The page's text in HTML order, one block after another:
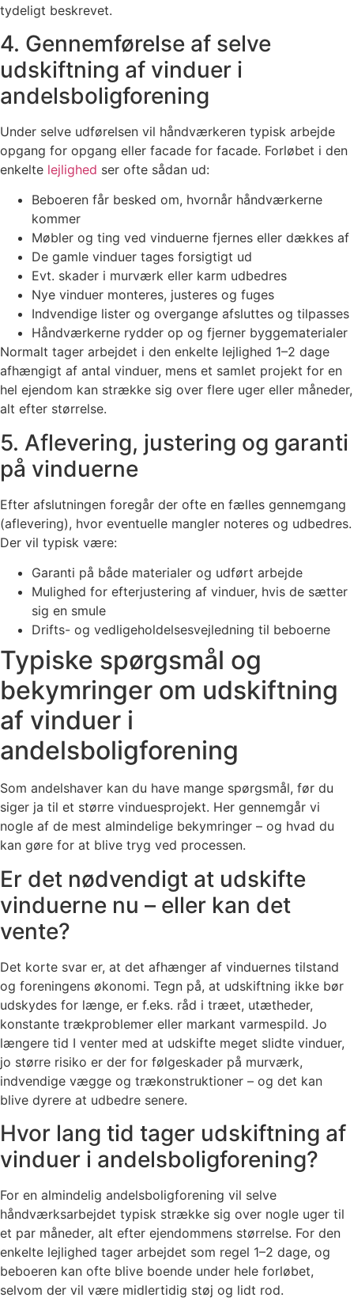
tydeligt beskrevet.
4. Gennemførelse af selve
udskiftning af vinduer i
andelsboligforening
Under selve udførelsen vil håndværkeren typisk arbejde
opgang for opgang eller facade for facade. Forløbet i den
enkelte lejlighed ser ofte sådan ud:
Beboeren får besked om, hvornår håndværkerne
kommer
Møbler og ting ved vinduerne fjernes eller dækkes af
De gamle vinduer tages forsigtigt ud
Evt. skader i murværk eller karm udbedres
Nye vinduer monteres, justeres og fuges
Indvendige lister og overgange afsluttes og tilpasses
Håndværkerne rydder op og fjerner byggematerialer
Normalt tager arbejdet i den enkelte lejlighed 1–2 dage
afhængigt af antal vinduer, mens et samlet projekt for en
hel ejendom kan strække sig over flere uger eller måneder,
alt efter størrelse.
5. Aflevering, justering og garanti
på vinduerne
Efter afslutningen foregår der ofte en fælles gennemgang
(aflevering), hvor eventuelle mangler noteres og udbedres.
Der vil typisk være:
Garanti på både materialer og udført arbejde
Mulighed for efterjustering af vinduer, hvis de sætter
sig en smule
Drifts- og vedligeholdelsesvejledning til beboerne
Typiske spørgsmål og
bekymringer om udskiftning
af vinduer i
andelsboligforening
Som andelshaver kan du have mange spørgsmål, før du
siger ja til et større vinduesprojekt. Her gennemgår vi
nogle af de mest almindelige bekymringer – og hvad du
kan gøre for at blive tryg ved processen.
Er det nødvendigt at udskifte
vinduerne nu – eller kan det
vente?
Det korte svar er, at det afhænger af vinduernes tilstand
og foreningens økonomi. Tegn på, at udskiftning ikke bør
udskydes for længe, er f.eks. råd i træet, utætheder,
konstante trækproblemer eller markant varmespild. Jo
længere tid I venter med at udskifte meget slidte vinduer,
jo større risiko er der for følgeskader på murværk,
indvendige vægge og trækonstruktioner – og det kan
blive dyrere at udbedre senere.
Hvor lang tid tager udskiftning af
vinduer i andelsboligforening?
For en almindelig andelsboligforening vil selve
håndværksarbejdet typisk strække sig over nogle uger til
et par måneder, alt efter ejendommens størrelse. For den
enkelte lejlighed tager arbejdet som regel 1–2 dage, og
beboeren kan ofte blive boende under hele forløbet,
selvom der vil være midlertidig støj og lidt rod.